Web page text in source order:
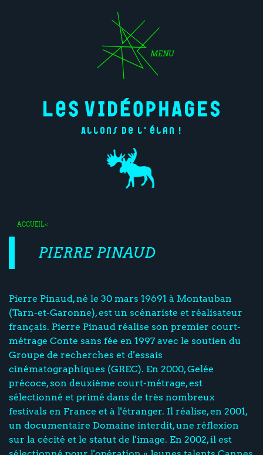
MENU
Allons de l'élan !
ACCUEIL<
PIERRE PINAUD
Pierre Pinaud, né le 30 mars 19691 à Montauban
(Tarn-et-Garonne), est un scénariste et réalisateur
français. Pierre Pinaud réalise son premier court-
métrage Conte sans fée en 1997 avec le soutien du
Groupe de recherches et d'essais
cinématographiques (GREC). En 2000, Gelée
précoce, son deuxième court-métrage, est
sélectionné et primé dans de très nombreux
festivals en France et à l'étranger. Il réalise, en 2001,
un documentaire Domaine interdit, une réflexion
sur la cécité et le statut de l'image. En 2002, il est